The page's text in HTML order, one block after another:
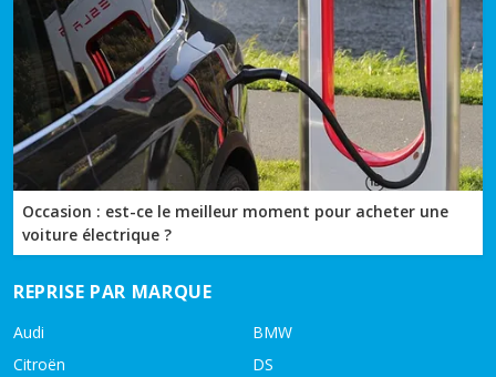
Occasion : est-ce le meilleur moment pour acheter une
voiture électrique ?
REPRISE PAR MARQUE
Audi
BMW
Citroën
DS